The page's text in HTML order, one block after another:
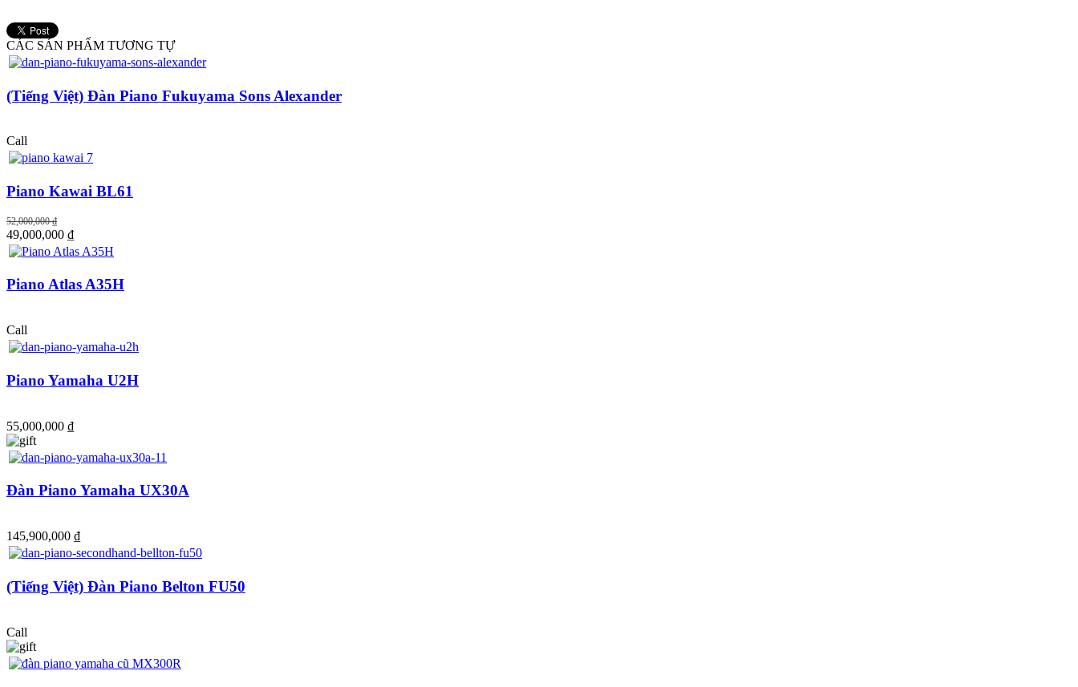
CÁC SẢN PHẨM TƯƠNG TỰ
(Tiếng Việt) Đàn Piano Fukuyama Sons Alexander
Call
Piano Kawai BL61
52,000,000 ₫
49,000,000 ₫
Piano Atlas A35H
Call
Piano Yamaha U2H
55,000,000 ₫
Đàn Piano Yamaha UX30A
145,900,000 ₫
(Tiếng Việt) Đàn Piano Belton FU50
Call